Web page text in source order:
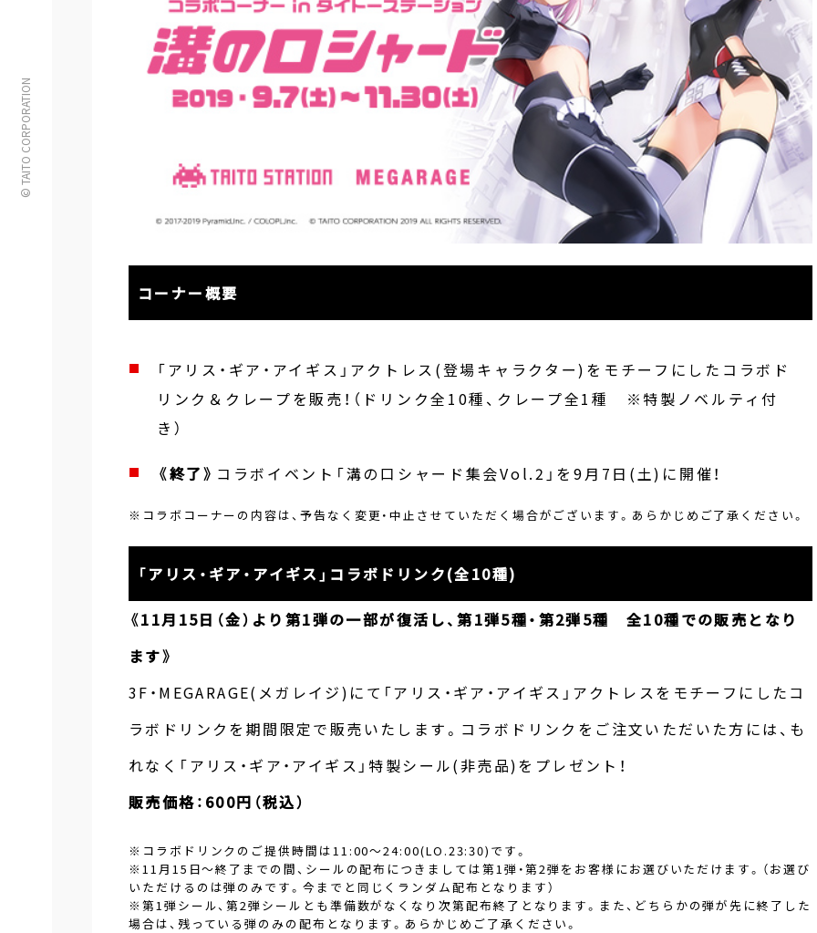
© TAITO CORPORATION
コーナー概要
「アリス・ギア・アイギス」アクトレス(登場キャラクター)をモチーフにしたコラボド
リンク＆クレープを販売！（ドリンク全10種、クレープ全1種 ※特製ノベルティ付
き）
《終了》 コラボイベント「溝の口シャード集会Vol.2」を9月7日(土)に開催！
※コラボコーナーの内容は、予告なく変更・中止させていただく場合がございます。あらかじめご了承ください。
「アリス・ギア・アイギス」コラボドリンク(全10種)
《11月15日（金）より第1弾の一部が復活し、第1弾5種・第2弾5種 全10種での販売となり
ます》
3F・MEGARAGE(メガレイジ)にて「アリス・ギア・アイギス」アクトレスをモチーフにしたコ
ラボドリンクを期間限定で販売いたします。コラボドリンクをご注文いただいた方には、も
れなく「アリス・ギア・アイギス」特製シール(非売品)をプレゼント！
販売価格：600円（税込）
※コラボドリンクのご提供時間は11:00～24:00(LO.23:30)です。
※11月15日～終了までの間、シールの配布につきましては第1弾・第2弾をお客様にお選びいただけます。（お選び
いただけるのは弾のみです。今までと同じくランダム配布となります）
※第1弾シール、第2弾シールとも準備数がなくなり次第配布終了となります。また、どちらかの弾が先に終了した
場合は、残っている弾のみの配布となります。あらかじめご了承ください。